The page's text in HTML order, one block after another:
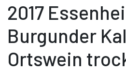
2017
Burgunder
Ortswein